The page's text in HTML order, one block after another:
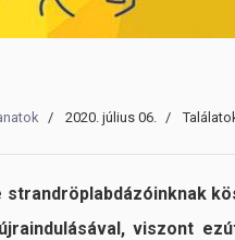
2020. július 06.
viszont